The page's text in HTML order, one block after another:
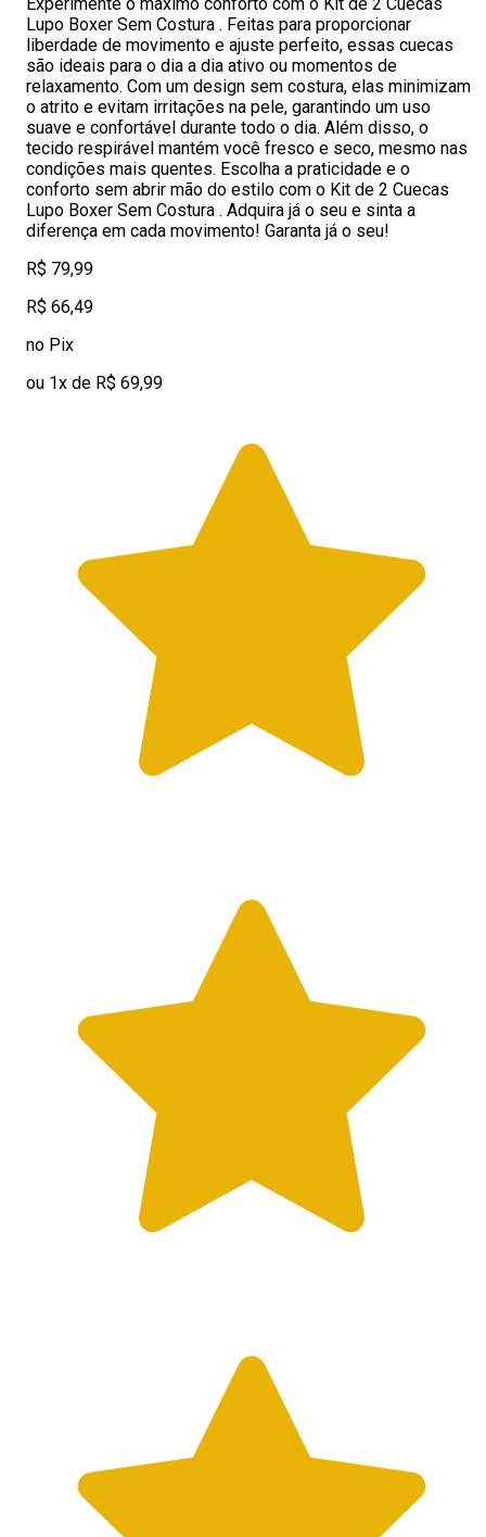
Lupo Boxer Sem Costura . Feitas para proporcionar
liberdade de movimento e ajuste perfeito, essas cuecas
são ideais para o dia a dia ativo ou momentos de
relaxamento. Com um design sem costura, elas minimizam
o atrito e evitam irritações na pele, garantindo um uso
suave e confortável durante todo o dia. Além disso, o
tecido respirável mantém você fresco e seco, mesmo nas
condições mais quentes. Escolha a praticidade e o
conforto sem abrir mão do estilo com o Kit de 2 Cuecas
Lupo Boxer Sem Costura . Adquira já o seu e sinta a
diferença em cada movimento! Garanta já o seu!
R$ 79,99
R$ 66,49
no Pix
ou 1x de R$ 69,99